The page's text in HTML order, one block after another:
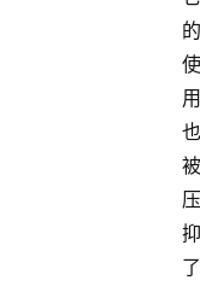
的
使
用
也
被
压
抑
了